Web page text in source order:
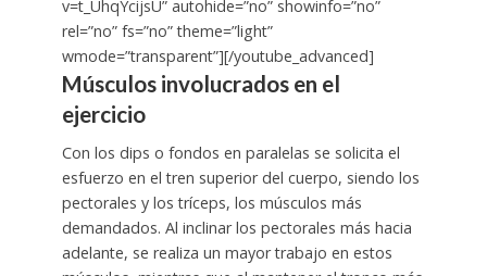
v=t_UhqYcijsU” autohide=”no” showinfo=”no”
rel=”no” fs=”no” theme=”light”
wmode=”transparent”][/youtube_advanced]
Músculos involucrados en el
ejercicio
Con los dips o fondos en paralelas se solicita el
esfuerzo en el tren superior del cuerpo, siendo los
pectorales y los tríceps, los músculos más
demandados. Al inclinar los pectorales más hacia
adelante, se realiza un mayor trabajo en estos